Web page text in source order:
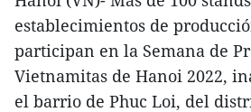
establecimientos de
participan en la Semana de
Vietnamitas de Hanoi 2022,
el barrio de Phuc Loi, del